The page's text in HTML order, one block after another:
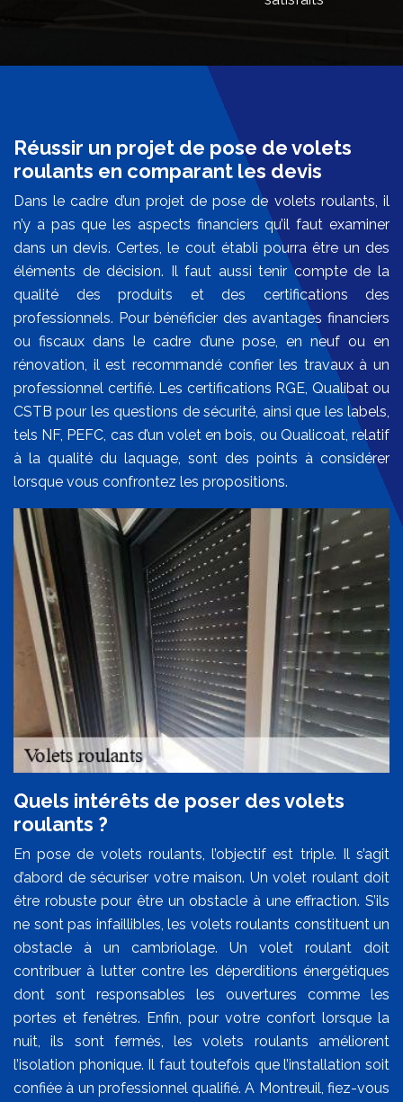
Réussir un projet de pose de volets
roulants en comparant les devis
Dans le cadre d’un projet de pose de volets roulants, il
n’y a pas que les aspects financiers qu’il faut examiner
dans un devis. Certes, le cout établi pourra être un des
éléments de décision. Il faut aussi tenir compte de la
qualité des produits et des certifications des
professionnels. Pour bénéficier des avantages financiers
ou fiscaux dans le cadre d’une pose, en neuf ou en
rénovation, il est recommandé confier les travaux à un
professionnel certifié. Les certifications RGE, Qualibat ou
CSTB pour les questions de sécurité, ainsi que les labels,
tels NF, PEFC, cas d’un volet en bois, ou Qualicoat, relatif
à la qualité du laquage, sont des points à considérer
lorsque vous confrontez les propositions.
Quels intérêts de poser des volets
roulants ?
En pose de volets roulants, l’objectif est triple. Il s’agit
d’abord de sécuriser votre maison. Un volet roulant doit
être robuste pour être un obstacle à une effraction. S’ils
ne sont pas infaillibles, les volets roulants constituent un
obstacle à un cambriolage. Un volet roulant doit
contribuer à lutter contre les déperditions énergétiques
dont sont responsables les ouvertures comme les
portes et fenêtres. Enfin, pour votre confort lorsque la
nuit, ils sont fermés, les volets roulants améliorent
l’isolation phonique. Il faut toutefois que l’installation soit
confiée à un professionnel qualifié. A Montreuil, fiez-vous